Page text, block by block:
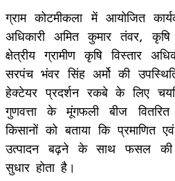
ग्राम कोटमीकला में आयोजित
अधिकारी अमित कुमार तंवर,
क्षेत्रीय ग्रामीण कृषि विस्तार
सरपंच भंवर सिंह अर्मो की
हेक्टेयर प्रदर्शन रकबे के लिए
गुणवत्ता के मूंगफली बीज
किसानों को बताया कि
उत्पादन बढ़ने के साथ फसल की
सुधार होता है।